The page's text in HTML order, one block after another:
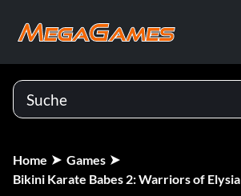
Home
Games
Bikini Karate Babes 2: Warriors of Elysia